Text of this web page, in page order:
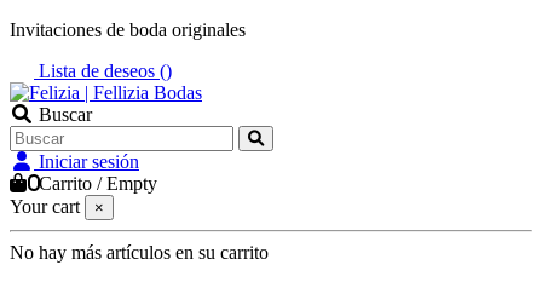
Invitaciones de boda originales
Lista de deseos ()
Buscar
Iniciar sesión
0Carrito /Empty
Your cart
×
No hay más artículos en su carrito